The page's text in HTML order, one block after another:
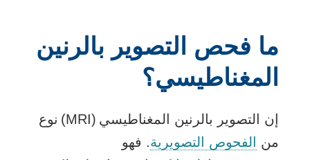
ما فحص التصوير بالرنين
المغناطيسي؟
إن التصوير بالرنين المغناطيسي (MRI) نوع
من
الفحوص التصويرية. فهو